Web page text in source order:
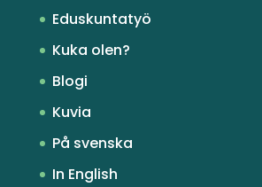
Eduskuntatyö
Kuka olen?
Blogi
Kuvia
På svenska
In English